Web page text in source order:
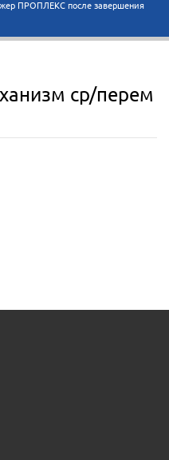
ПРОПЛЕКС после завершения
ср/перем